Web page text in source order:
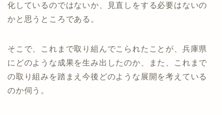
化しているのではないか、見直しをする必要はないの
かと思うところである。
そこで、これまで取り組んでこられたことが、兵庫県
にどのような成果を生み出したのか、また、これまで
の取り組みを踏まえ今後どのような展開を考えている
のか伺う。